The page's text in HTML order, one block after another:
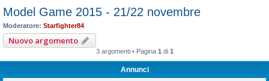
Model Game 2015 - 21/22 novembre
Moderatore: Starfighter84
Nuovo argomento
3 argomenti • Pagina 1 di 1
Annunci